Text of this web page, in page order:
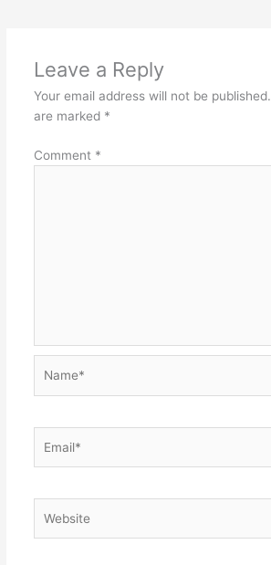
Leave a Reply
Your email address will not be published.
are marked *
Comment *